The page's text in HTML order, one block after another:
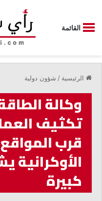
القائمة
الرئيسية / شؤون دولية
وكالة
تكثيف
قرب
كبيرة